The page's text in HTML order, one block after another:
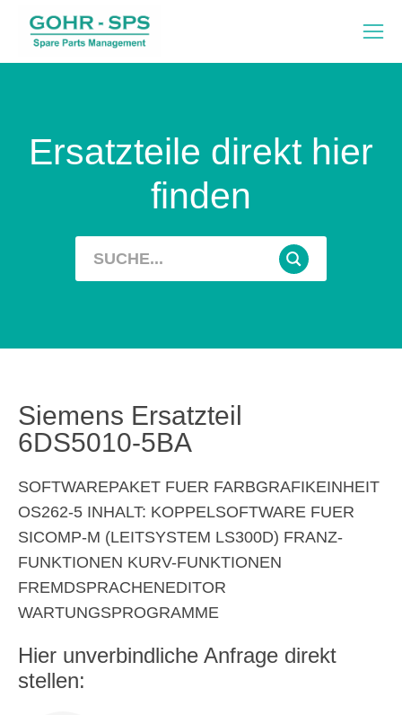
Ersatzteile direkt hier
finden
Siemens Ersatzteil
6DS5010-5BA
SOFTWAREPAKET FUER FARBGRAFIKEINHEIT
OS262-5 INHALT: KOPPELSOFTWARE FUER
SICOMP-M (LEITSYSTEM LS300D) FRANZ-
FUNKTIONEN KURV-FUNKTIONEN
FREMDSPRACHENEDITOR
WARTUNGSPROGRAMME
Hier unverbindliche Anfrage direkt
stellen: